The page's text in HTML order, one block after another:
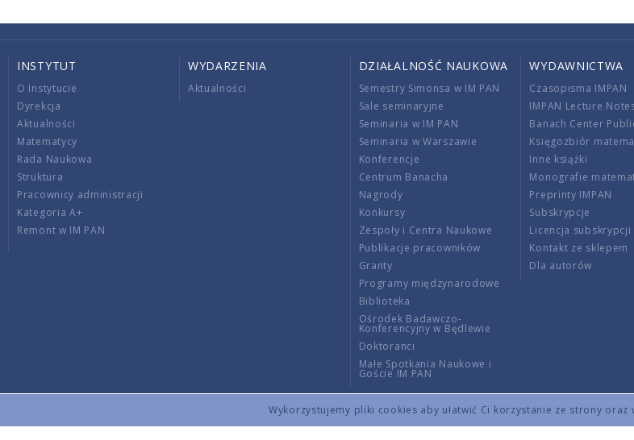
Wykorzystujemy pliki cookies aby ułatwić Ci korzystanie ze strony oraz
INSTYTUT
O Instytucie
Dyrekcja
Aktualności
Matematycy
Rada Naukowa
Struktura
Pracownicy administracji
Kategoria A+
Remont w IM PAN
WYDARZENIA
Aktualności
DZIAŁALNOŚĆ NAUKOWA
Semestry Simonsa w IM PAN
Sale seminaryjne
Seminaria w IM PAN
Seminaria w Warszawie
Konferencje
Centrum Banacha
Nagrody
Konkursy
Zespoły i Centra Naukowe
Publikacje pracowników
Granty
Programy międzynarodowe
Biblioteka
Ośrodek Badawczo-
Konferencyjny w Będlewie
Doktoranci
Małe Spotkania Naukowe i
Goście IM PAN
WYDAWNICTWA
Czasopisma IMPAN
IMPAN Lecture
Banach Center
Księgozbiór
Inne książki
Monografie
Preprinty IMPAN
Subskrypcje
Licencja subskrypcji
Kontakt ze sklepem
Dla autorów